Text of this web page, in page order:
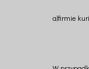
a)firmie